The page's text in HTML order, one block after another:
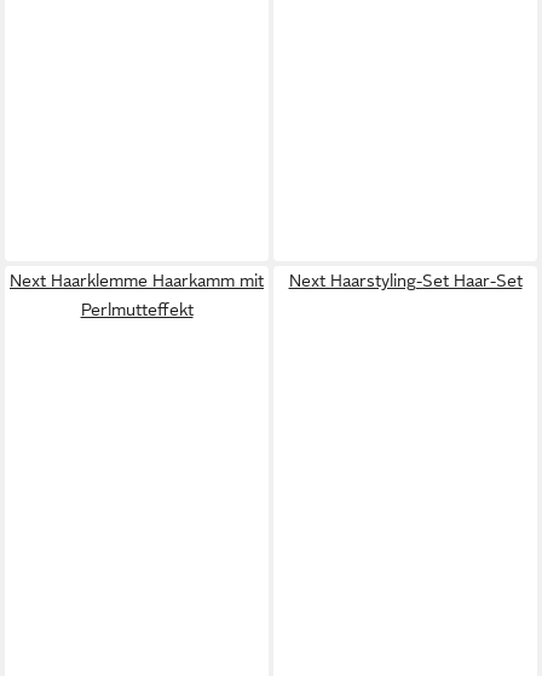
Next Haarklemme Haarkamm mit
Perlmutteffekt
Next Haarstyling-Set Haar-Set